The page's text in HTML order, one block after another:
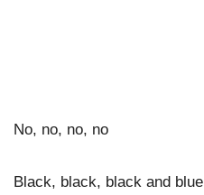
No, no, no, no
Black, black, black and blue